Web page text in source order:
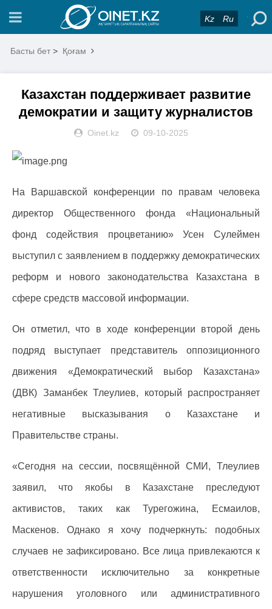
Kz Ru
Басты бет > Қоғам
Казахстан поддерживает развитие
демократии и защиту журналистов
Oinet.kz 09-10-2025
На Варшавской конференции по правам человека
директор Общественного фонда «Национальный
фонд содействия процветанию» Усeн Сулеймен
выступил с заявлением в поддержку демократических
реформ и нового законодательства Казахстана в
сфере средств массовой информации.
Он отметил, что в ходе конференции второй день
подряд выступает представитель оппозиционного
движения «Демократический выбор Казахстана»
(ДВК) Заманбек Тлеулиев, который распространяет
негативные высказывания о Казахстане и
Правительстве страны.
«Сегодня на сессии, посвящённой СМИ, Тлеулиев
заявил, что якобы в Казахстане преследуют
активистов, таких как Турегожина, Есмаилов,
Маскенов. Однако я хочу подчеркнуть: подобных
случаев не зафиксировано. Все лица привлекаются к
ответственности исключительно за конкретные
нарушения уголовного или административного